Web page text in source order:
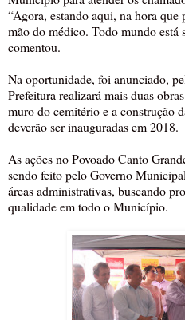
“Agora, estando aqui, na hora que
mão do médico. Todo mundo está
comentou.
Na oportunidade, foi anunciado,
Prefeitura realizará mais duas
muro do cemitério e a construção
deverão ser inauguradas em 2018.
As ações no Povoado Canto
sendo feito pelo Governo
áreas administrativas, buscando
qualidade em todo o Município.